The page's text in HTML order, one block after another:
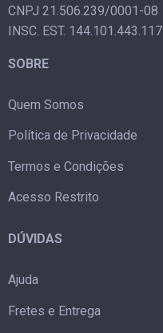
CNPJ 21.506.239/0001-08
INSC. EST. 144.101.443.117
SOBRE
Quem Somos
Política de Privacidade
Termos e Condições
Acesso Restrito
DÚVIDAS
Ajuda
Fretes e Entrega